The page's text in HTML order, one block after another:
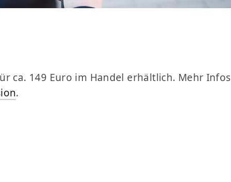
ca. 149 Euro im Handel erhältlich. Mehr Infos
.